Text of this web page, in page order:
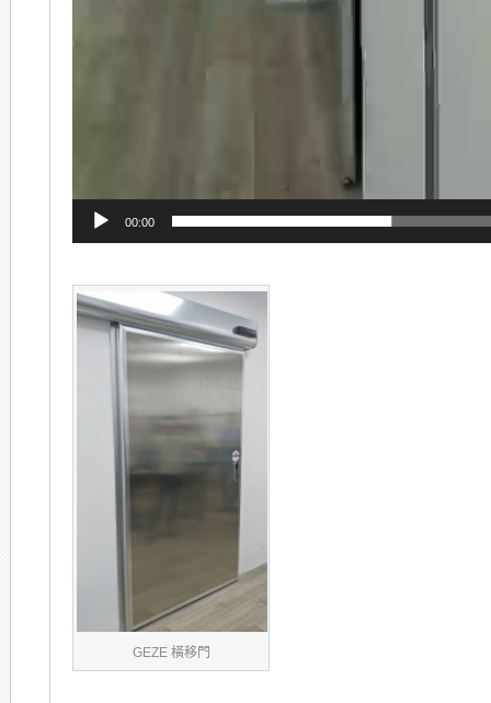
00:00
GEZE 橫移門